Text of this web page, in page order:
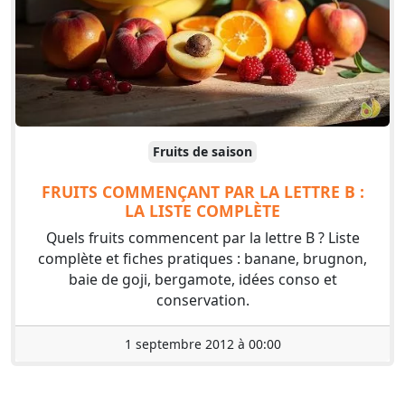
Fruits de saison
FRUITS COMMENÇANT PAR LA LETTRE B :
LA LISTE COMPLÈTE
Quels fruits commencent par la lettre B ? Liste
complète et fiches pratiques : banane, brugnon,
baie de goji, bergamote, idées conso et
conservation.
1 septembre 2012 à 00:00